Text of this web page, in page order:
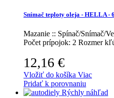
Snímač teploty oleja - HELLA -
Mazanie :: Spínač/Snímač/
Počet prípojok: 2 Rozmer
12,16 €
Vložiť do košíka Viac
Pridať k porovnaniu
Rýchly náhľad